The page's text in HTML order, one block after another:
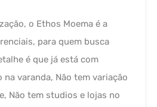
o Ethos Moema é a
para quem busca
é que já está com
varanda, Não tem variação
Não tem studios e lojas no